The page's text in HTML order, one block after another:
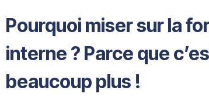
Pourquoi miser sur la
interne ? Parce que
beaucoup plus !